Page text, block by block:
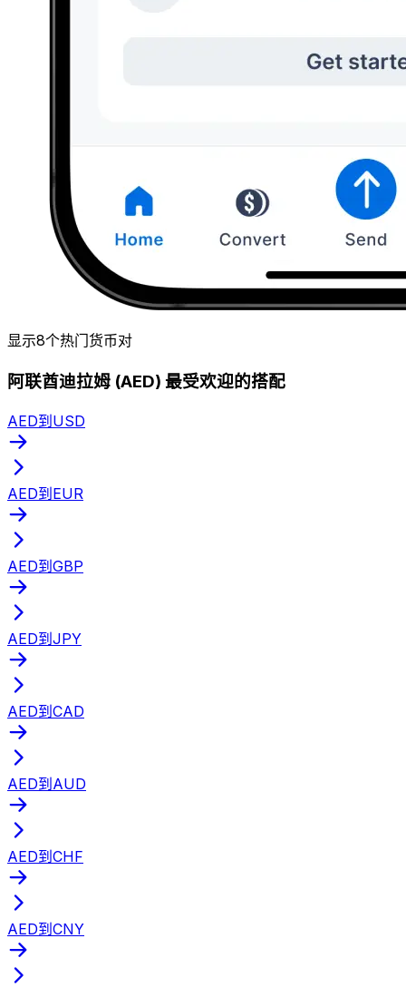
显示8个热门货币对
阿联酋迪拉姆 (AED) 最受欢迎的搭配
AED到USD
AED到EUR
AED到GBP
AED到JPY
AED到CAD
AED到AUD
AED到CHF
AED到CNY